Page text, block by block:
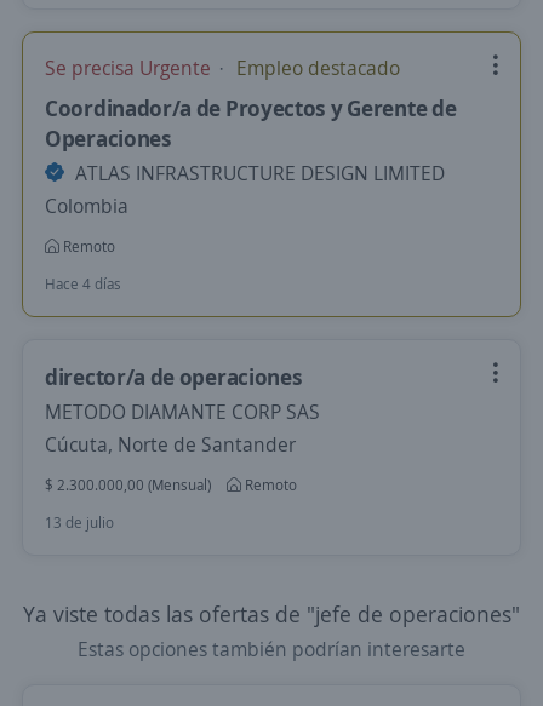
Se precisa Urgente Empleo destacado
Coordinador/a de Proyectos y Gerente de
Operaciones
ATLAS INFRASTRUCTURE DESIGN LIMITED
Colombia
Remoto
Hace 4 días
director/a de operaciones
METODO DIAMANTE CORP SAS
Cúcuta, Norte de Santander
$ 2.300.000,00 (Mensual)
Remoto
13 de julio
Ya viste todas las ofertas de "jefe de operaciones"
Estas opciones también podrían interesarte